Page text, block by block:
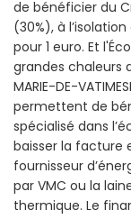
de bénéficier du
(30%), à
pour 1 euro. Et
grandes chaleurs
MARIE-DE-
permettent de
spécialisé dans
baisser la facture
fournisseur
par VMC ou la
thermique. Le